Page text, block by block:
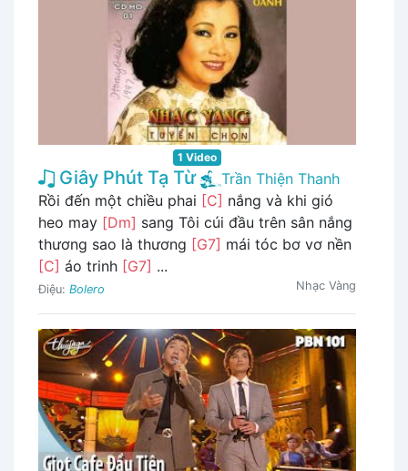
1 Video
Giây Phút Tạ Từ
Trần Thiện Thanh
Rồi đến một chiều phai [C] nắng và khi gió
heo may [Dm] sang Tôi cúi đầu trên sân nắng
thương sao là thương [G7] mái tóc bơ vơ nền
[C] áo trinh [G7] ...
Điệu: Bolero Nhạc Vàng